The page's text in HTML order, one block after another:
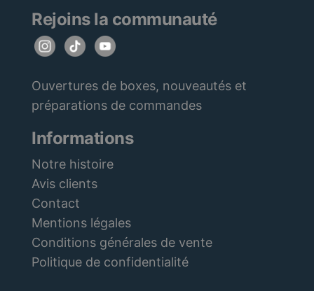
Rejoins la communauté
Ouvertures de boxes, nouveautés et
préparations de commandes
Informations
Notre histoire
Avis clients
Contact
Mentions légales
Conditions générales de vente
Politique de confidentialité